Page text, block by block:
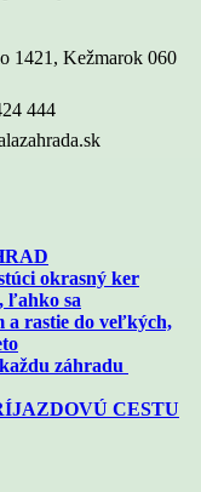
1421, Kežmarok 060
444
záhradu
CESTU